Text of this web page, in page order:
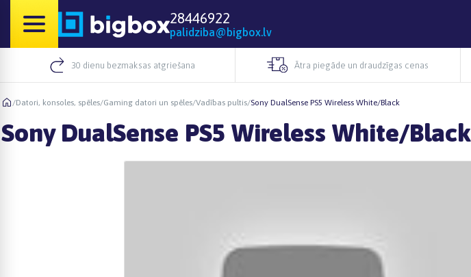
28446922
palidziba@bigbox.lv
30 dienu bezmaksas atgriešana Ātra piegāde un draudzīgas cenas
/Datori, konsoles, spēles/Gaming datori un spēles/Vadības pultis/Sony DualSense PS5 Wireless White/Black
Sony DualSense PS5 Wireless White/Black